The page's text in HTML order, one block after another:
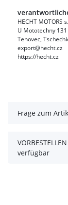
HECHT MOTORS
U Mototechny 131
Tehovec,
export@hecht.cz
https://hecht.cz
Frage zum
verfügbar